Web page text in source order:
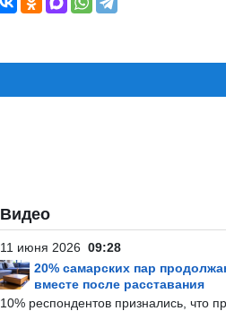
Видео
11 июня 2026 09:28
20% самарских пар
вместе после расставания
10% респондентов признались, что